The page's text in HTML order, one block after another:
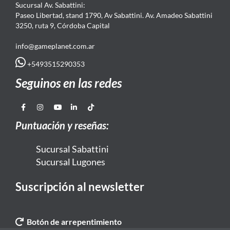
Sucursal Av. Sabattini:
Paseo Libertad, stand 1790, Av Sabattini. Av. Amadeo Sabattini
3250, ruta 9, Córdoba Capital
info@gameplanet.com.ar
+5493515290353
Seguinos en las redes
Puntuación y reseñas:
Sucursal Sabattini
Sucursal Lugones
Suscripción al newsletter
Botón de arrepentimiento